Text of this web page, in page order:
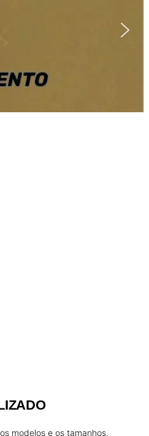
modelos e os tamanhos.